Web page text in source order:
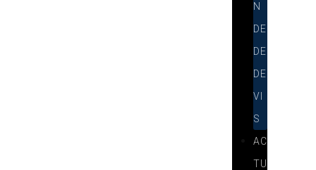
N
DE
DE
DE
VI
S
AC
TU